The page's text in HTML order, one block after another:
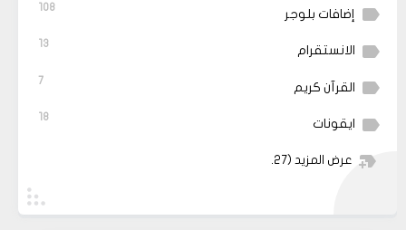
إضافات بلوجر 108
الانستقرام 13
القرآن كريم 7
ايقونات 18
عرض المزيد (27)